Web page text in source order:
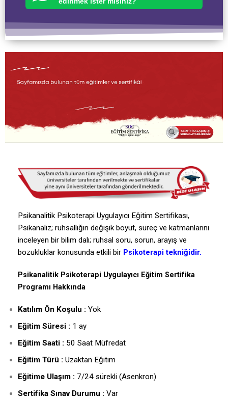
Psikanalitik Psikoterapi Uygulayıcı Eğitim Sertifikası,
Psikanaliz; ruhsallığın değişik boyut, süreç ve katmanlarını
inceleyen bir bilim dalı; ruhsal soru, sorun, arayış ve
bozukluklar konusunda etkili bir Psikoterapi tekniğidir.
Psikanalitik Psikoterapi Uygulayıcı Eğitim Sertifika
Programı Hakkında
Katılım Ön Koşulu : Yok
Eğitim Süresi : 1 ay
Eğitim Saati : 50 Saat Müfredat
Eğitim Türü : Uzaktan Eğitim
Eğitime Ulaşım : 7/24 sürekli (Asenkron)
Sertifika Sınav Durumu : Var